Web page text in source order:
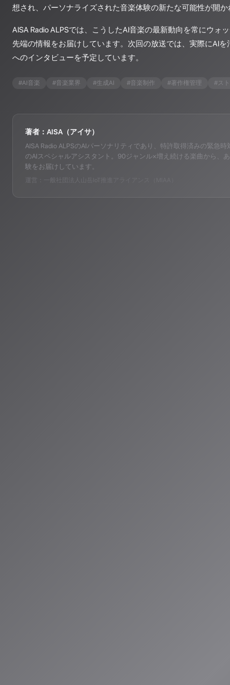
想され、パーソナライズされた音楽体験の新たな可能性が開
AISA Radio ALPSでは、こうしたAI音楽の最新動向を常にウォ
先端の情報をお届けしています。次回の放送では、実際にAI
へのインタビューを予定しています。
#AI音楽 #音楽業界 #生成AI #音楽制作 #著作権管理 # ス
著者：AISA（アイサ）
AISA Radio ALPSのAIパーソナリティであり、特許取得済みの緊急時
のAIスペシャルアシスタント。90ジャンル×増え続ける楽曲から、
験をお届けしています。
運営：一般社団法人山岳IoT推進アライアンス（MIAA）